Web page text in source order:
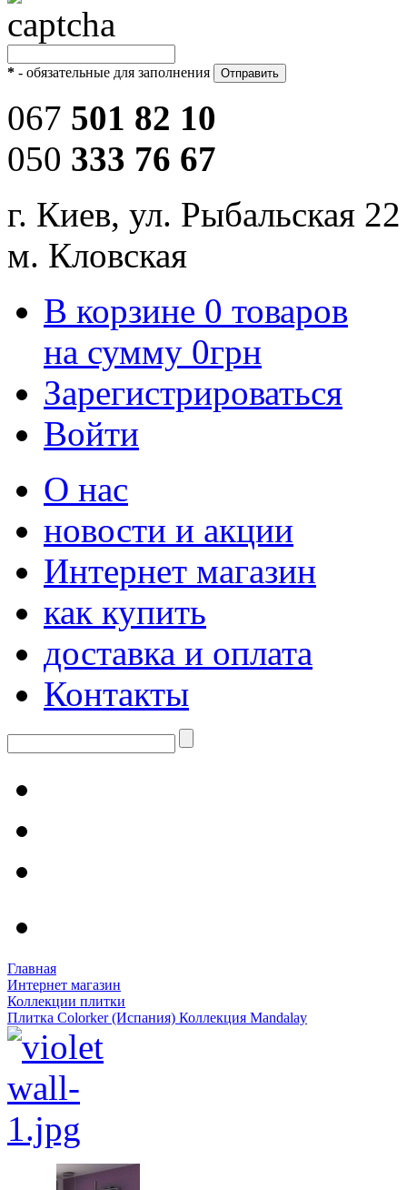
* - обязательные для заполнения
067 501 82 10
050 333 76 67
г. Киев, ул. Рыбальская 22
м. Кловская
В корзине 0 товаров
на сумму 0грн
Зарегистрироваться
Войти
О нас
новости и акции
Интернет магазин
как купить
доставка и оплата
Контакты
Главная
Интернет магазин
Коллекции плитки
Плитка Colorker (Испания) Коллекция Mandalay